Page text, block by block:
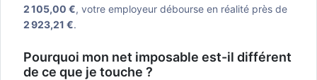
2 105,00 €, votre employeur débourse en réalité près de
2 923,21 €.
Pourquoi mon net imposable est-il différent
de ce que je touche ?